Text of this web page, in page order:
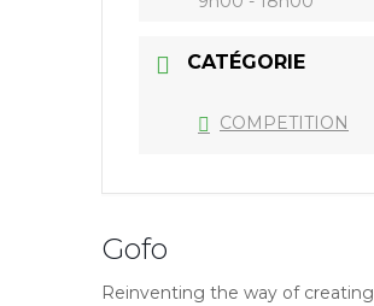
CATÉGORIE
COMPETITION
Gofo
Reinventing the way of creating